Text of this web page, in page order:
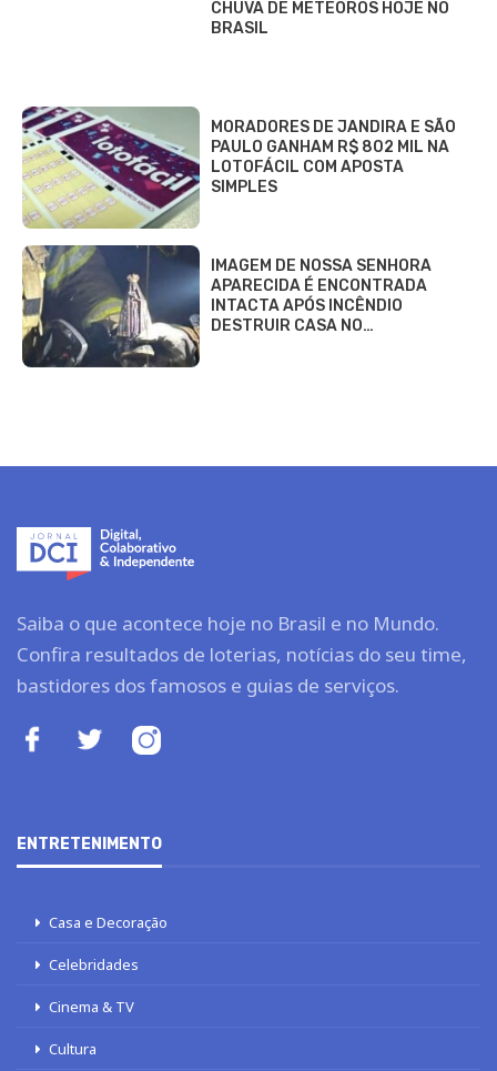
CHUVA DE METEOROS HOJE NO
BRASIL
MORADORES DE JANDIRA E SÃO
PAULO GANHAM R$ 802 MIL NA
LOTOFÁCIL COM APOSTA
SIMPLES
IMAGEM DE NOSSA SENHORA
APARECIDA É ENCONTRADA
INTACTA APÓS INCÊNDIO
DESTRUIR CASA NO…
Saiba o que acontece hoje no Brasil e no Mundo.
Confira resultados de loterias, notícias do seu time,
bastidores dos famosos e guias de serviços.
ENTRETENIMENTO
Casa e Decoração
Celebridades
Cinema & TV
Cultura